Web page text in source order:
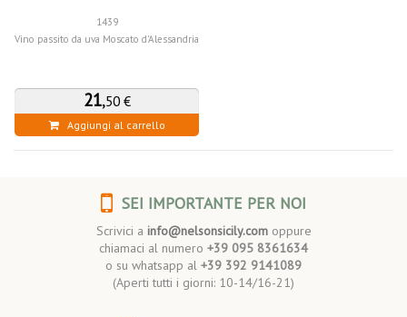
1439
Vino passito da uva Moscato d'Alessandria
21,50 €
Aggiungi al carrello
SEI IMPORTANTE PER NOI
Scrivici a info@nelsonsicily.comoppure
chiamaci al numero +39 095 8361634
o su whatsapp al +39 392 9141089
(Aperti tutti i giorni: 10-14/16-21)